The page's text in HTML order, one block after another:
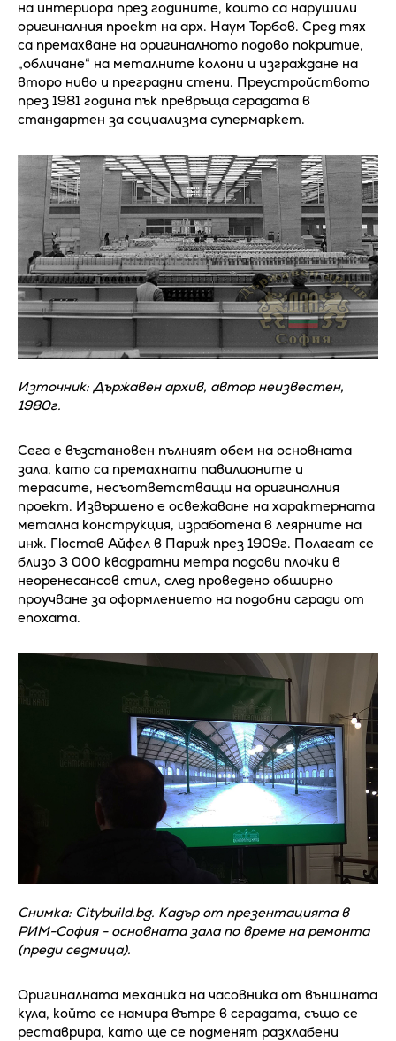
на интериора през годините, които са нарушили
оригиналния проект на арх. Наум Торбов. Сред тях
са премахване на оригиналното подово покритие,
„обличане“ на металните колони и изграждане на
второ ниво и преградни стени. Преустройството
през 1981 година пък превръща сградата в
стандартен за социализма супермаркет.
Източник: Държавен архив, автор неизвестен,
1980г.
Сега е възстановен пълният обем на основната
зала, като са премахнати павилионите и
терасите, несъответстващи на оригиналния
проект. Извършено е освежаване на характерната
метална конструкция, изработена в леярните на
инж. Гюстав Айфел в Париж през 1909г. Полагат се
близо 3 000 квадратни метра подови плочки в
неоренесансов стил, след проведено обширно
проучване за оформлението на подобни сгради от
епохата.
Снимка: Citybuild.bg. Кадър от презентацията в
РИМ-София - основната зала по време на ремонта
(преди седмица).
Оригиналната механика на часовника от външната
кула, който се намира вътре в сградата, също се
реставрира, като ще се подменят разхлабени